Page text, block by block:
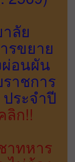
ลัย
รขยาย
ผ่อนผัน
าชการ
ระจำปี
ลิก!!
าทหาร